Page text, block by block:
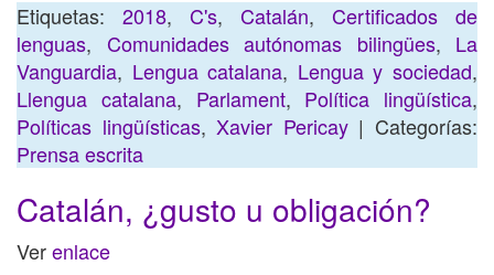
Etiquetas: 2018, C's, Catalán, Certificados de
lenguas, Comunidades autónomas bilingües, La
Vanguardia, Lengua catalana, Lengua y sociedad,
Llengua catalana, Parlament, Política lingüística,
Políticas lingüísticas, Xavier Pericay| Categorías:
Prensa escrita
Catalán, ¿gusto u obligación?
Verenlace